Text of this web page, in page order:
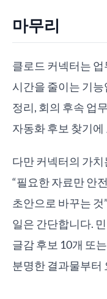
마무리
클로드 커넥터는
시간을 줄이는 기
정리, 회의 후속 업
자동화 후보 찾기
다만 커넥터의 가치
“필요한 자료만 안
초안으로 바꾸는
일은 간단합니다.
글감 후보 10개 또
분명한 결과물부터